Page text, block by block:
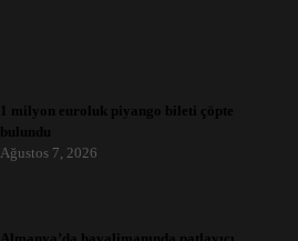
1 milyon euroluk piyango bileti çöpte
bulundu
Ağustos 7, 2026